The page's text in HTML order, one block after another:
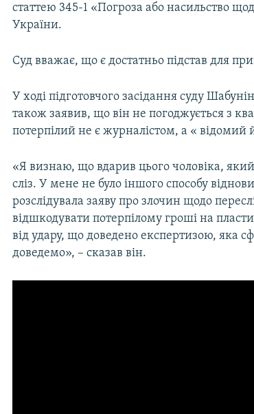
статтею 345-1 «Погроза або насильство
України.
Суд вважає, що є достатньо підстав для
У ході підготовчого засідання суду
також заявив, що він не погоджується з
потерпілий не є журналістом, а « відомий
«Я визнаю, що вдарив цього чоловіка, який
сліз. У мене не було іншого способу
розслідувала заяву про злочин щодо
відшкодувати потерпілому гроші на
від удару, що доведено експертизою,
доведемо», – сказав він.